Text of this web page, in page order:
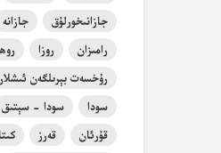
جازانىخورلۇق
جازانە
رامىزان
روزا
روھ
رۇخسەت بېرىلگەن ئىشلار
سودا
سودا - سېتىق
قۇرئان
قەرز